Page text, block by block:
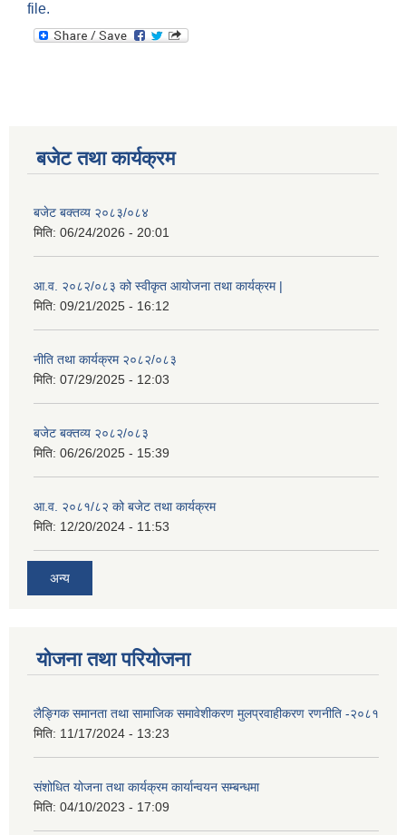
file.
बजेट तथा कार्यक्रम
बजेट बक्तव्य २०८३/०८४
मिति: 06/24/2026 - 20:01
आ.व. २०८२/०८३ को स्वीकृत आयोजना तथा कार्यक्रम |
मिति: 09/21/2025 - 16:12
नीति तथा कार्यक्रम २०८२/०८३
मिति: 07/29/2025 - 12:03
बजेट बक्तव्य २०८२/०८३
मिति: 06/26/2025 - 15:39
आ.व. २०८१/८२ को बजेट तथा कार्यक्रम
मिति: 12/20/2024 - 11:53
अन्य
योजना तथा परियोजना
लैङ्गिक समानता तथा सामाजिक समावेशीकरण मुलप्रवाहीकरण रणनीति -२०८१
मिति: 11/17/2024 - 13:23
संशोधित योजना तथा कार्यक्रम कार्यान्वयन सम्बन्धमा
मिति: 04/10/2023 - 17:09